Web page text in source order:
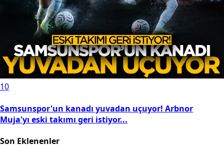
10
Samsunspor'un kanadı yuvadan uçuyor! Arbnor
Muja'yı eski takımı geri istiyor...
Son Eklenenler